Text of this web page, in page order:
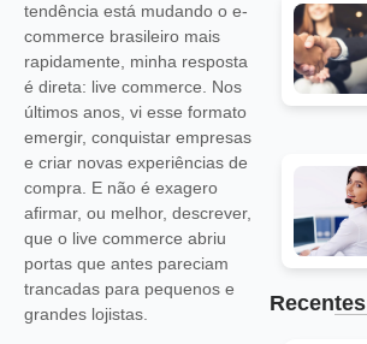
tendência está mudando o e-
commerce brasileiro mais
rapidamente, minha resposta
é direta: live commerce. Nos
últimos anos, vi esse formato
emergir, conquistar empresas
e criar novas experiências de
compra. E não é exagero
afirmar, ou melhor, descrever,
que o live commerce abriu
portas que antes pareciam
trancadas para pequenos e
grandes lojistas.
Recentes